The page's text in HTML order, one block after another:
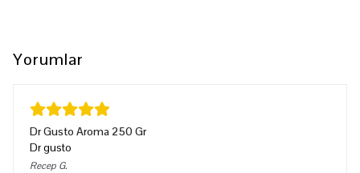
Yorumlar
Dr Gusto Aroma 250 Gr
Dr gusto
Recep G.